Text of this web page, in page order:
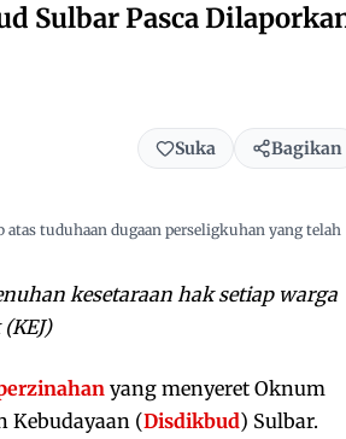
Sulbar Pasca
Suka Bagikan
tuduhaan dugaan perseligkuhan yang telah
kesetaraan hak setiap warga
yang menyeret Oknum
Kebudayaan (Disdikbud) Sulbar.